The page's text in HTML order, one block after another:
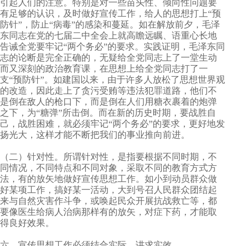
引起人们的注意。特别是对一些苗头性、倾向性问题要
有足够的认识，及时做好宣传工作，给人的思想打上“预
防针”，防止“病毒”的感染和蔓延。如在解放前夕，毛泽
东同志在党的七届二中全会上就高瞻远瞩、语重心长地
告诫全党要牢记“两个务必”的要求。实践证明，毛泽东同
志的论断是完全正确的，无疑给全党同志上了一堂生动
而又深刻的政治教育课，在思想上给全党同志打了一
支“预防针”。如建国以来，由于许多人放松了思想世界观
的改造，因此走上了贪污受贿等违法犯罪道路，他们不
是倒在敌人的枪口下，而是倒在人们用糖衣裹着的炮弹
之下，为“糖弹”所击倒。而在新的历史时期，要战胜自
己，战胜困难，就必须牢记“两个务必”的要求，更好地发
扬光大，这样才能不断把我们的事业推向前进。
（二）针对性。所谓针对性，是指要根据不同时期，不
同情况，不同特点和不同对象，采取不同的教育方式方
法，有的放矢地做好宣传思想工作。如小到动员群众做
好某项工作，搞好某一活动，大到号召人民群众团结起
来与自然灾害作斗争，或唤起民众开展抗战救亡等，都
要像医生给病人治病那样有的放矢，对症下药，才能取
得良好效果。